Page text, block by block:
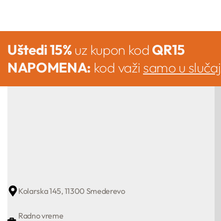
Uštedi 15%uz kupon kod QR15
NAPOMENA: kod važi samo u
Kolarska 145, 11300 Smederevo
Radno vreme